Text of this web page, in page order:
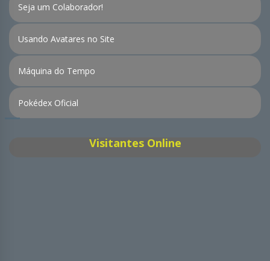
Seja um Colaborador!
Usando Avatares no Site
Máquina do Tempo
Pokédex Oficial
Visitantes Online